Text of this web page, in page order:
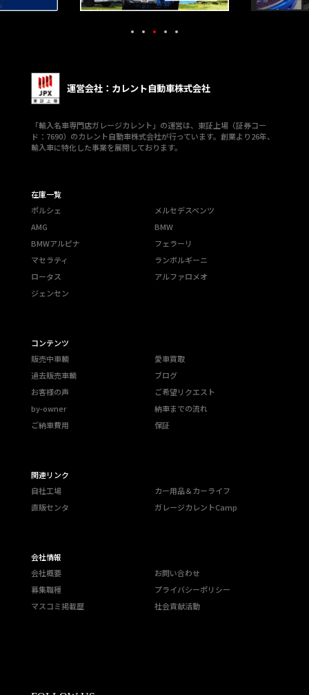
運営会社：カレント自動車株式会社
「輸入名車専門店ガレージカレント」の運営は、東証上場（証券コー
ド：7690）のカレント自動車株式会社が行っています。創業より26年、
輸入車に特化した事業を展開しております。
在庫一覧
ポルシェ
メルセデスベンツ
AMG
BMW
BMWアルピナ
フェラーリ
マセラティ
ランボルギーニ
ロータス
アルファロメオ
ジェンセン
コンテンツ
販売中車輌
愛車買取
過去販売車輌
ブログ
お客様の声
ご希望リクエスト
by-owner
納車までの流れ
ご納車費用
保証
関連リンク
自社工場
カー用品＆カーライフ
直販センタ
ガレージカレントCamp
会社情報
会社概要
お問い合わせ
募集職種
プライバシーポリシー
マスコミ掲載歴
社会貢献活動